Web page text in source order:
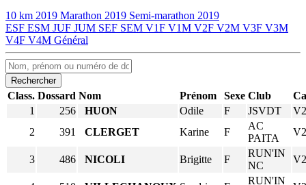
10 km 2019 Marathon 2019 Semi-marathon 2019
ESF ESM JUF JUM SEF SEM V1F V1M V2F V2M V3F V3M
V4F V4M Général
Rechercher
Class. Dossard Nom Prénom Sexe Club
1
256 HUON Odile F JSVDT
2
391 CLERGET Karine F
AC
PAITA
3 486 NICOLI Brigitte F
RUN'IN
NC
RUN'IN